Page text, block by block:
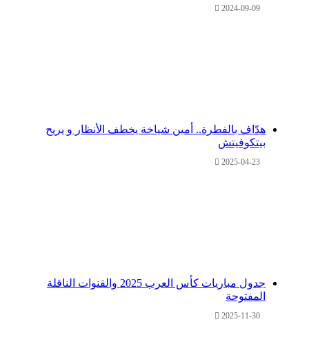
2024-09-09
هدّاف بالفطرة.. أمين شياخة يخطف الأنظار و يريح
بيتكوفيتش
2025-04-23
جدول مباريات كأس العرب 2025 والقنوات الناقلة
2025-11-30